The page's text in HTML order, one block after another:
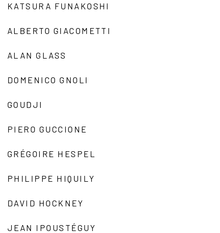
KATSURA FUNAKOSHI
ALBERTO GIACOMETTI
ALAN GLASS
DOMENICO GNOLI
GOUDJI
PIERO GUCCIONE
GRÉGOIRE HESPEL
PHILIPPE HIQUILY
DAVID HOCKNEY
JEAN IPOUSTÉGUY